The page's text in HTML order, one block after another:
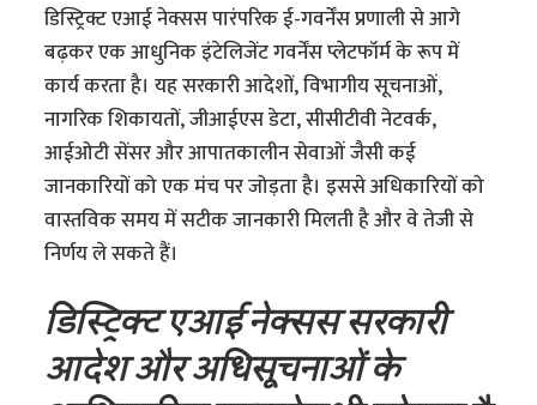
डिस्ट्रिक्ट एआई नेक्सस पारंपरिक ई-गवर्नेंस प्रणाली से आगे
बढ़कर एक आधुनिक इंटेलिजेंट गवर्नेंस प्लेटफॉर्म के रूप में
कार्य करता है। यह सरकारी आदेशों, विभागीय सूचनाओं,
नागरिक शिकायतों, जीआईएस डेटा, सीसीटीवी नेटवर्क,
आईओटी सेंसर और आपातकालीन सेवाओं जैसी कई
जानकारियों को एक मंच पर जोड़ता है। इससे अधिकारियों को
वास्तविक समय में सटीक जानकारी मिलती है और वे तेजी से
निर्णय ले सकते हैं।
डिस्ट्रिक्ट एआई नेक्सस सरकारी
आदेश और अधिसूचनाओं के